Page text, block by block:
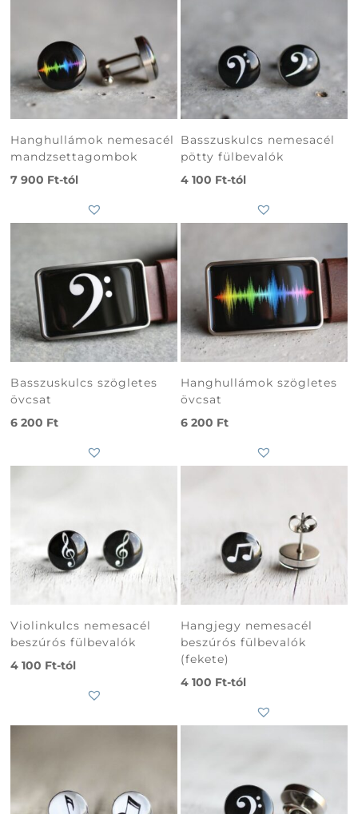
Hanghullámok nemesacél
mandzsettagombok
7 900 Ft-tól
Basszuskulcs nemesacél
pötty fülbevalók
4 100 Ft-tól
Basszuskulcs szögletes
övcsat
6 200 Ft
Hanghullámok szögletes
övcsat
6 200 Ft
Violinkulcs nemesacél
beszúrós fülbevalók
4 100 Ft-tól
Hangjegy nemesacél
beszúrós fülbevalók
(fekete)
4 100 Ft-tól